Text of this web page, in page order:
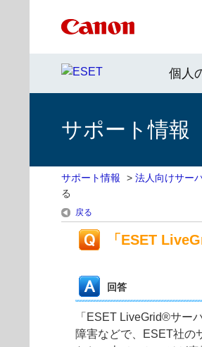
個人
サポート情報
サポート情報 > 法人向けサー
る
戻る
「ESET
回答
「ESET LiveGrid®サー
障害などで、ESET社の